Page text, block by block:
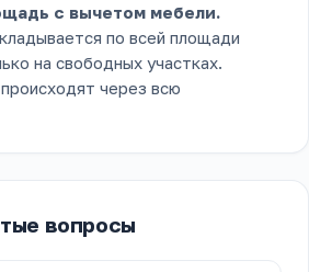
с вычетом мебели.
по всей площади
на свободных участках.
через всю
вопросы